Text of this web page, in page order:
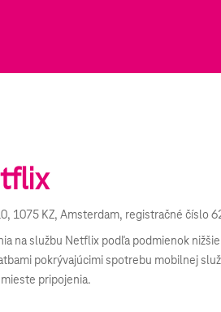
1075 KZ, Amsterdam, registračné číslo
na službu Netflix podľa podmienok
pokrývajúcimi spotrebu mobilnej
pripojenia.